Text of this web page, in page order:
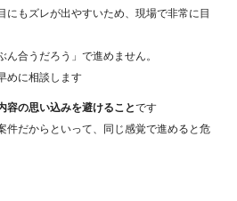
にもズレが出やすいため、現場で非常に目
合うだろう」で進めません。
めに相談します
容の思い込みを避けることです
件だからといって、同じ感覚で進めると危